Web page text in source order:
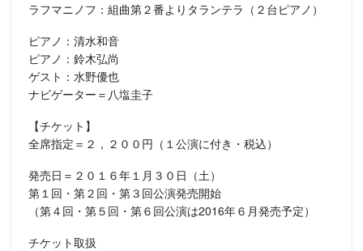
ラフマニノフ：組曲第２番よりタランテラ（２台ピアノ）
ピアノ：清水和音
ピアノ：鈴木弘尚
ゲスト：水野優也
ナビゲーター＝八塩圭子
【チケット】
全席指定＝２，２００円（１公演に付き・税込）
発売日＝２０１６年１月３０日（土）
第１回・第２回・第３回公演発売開始
（第４回・第５回・第６回公演は2016年６月発売予定）
チケット取扱